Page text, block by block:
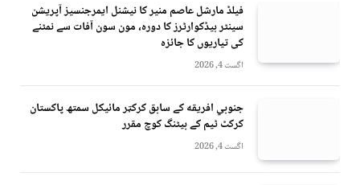
فیلڈ مارشل عاصم منیر کا نیشنل ایمرجنسیز آپریشن
سینٹر ہیڈکوارٹرز کا دورہ، مون سون آفات سے نمٹنے
کی تیاریوں کا جائزہ
اگست 4, 2026
جنوبي افريقه کے سابق کرکټر مائیکل سمتھ پاکستان
کرکٹ ٹیم کے بیٹنگ کوچ مقرر
اگست 4, 2026